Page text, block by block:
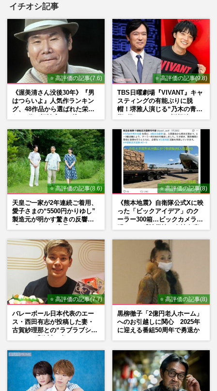
イチオシ記事
⭐ 高評価の記事(7.6)
《渥美清さん没後30年》『男
はつらいよ』人気作ランキン
グ、48作品から選ばれた栄え
⭐ 高評価の記事(9.8)
TBS日曜劇場『VIVANT』キャ
スティングの有能ぶりに脱
帽！堺雅人演じる“乃木の青年
マン長男・櫻井海音だった
⭐ 高評価の記事(8.6)
天皇ご一家が2年連続ご着用、
愛子さまの“5500円かりゆし”
製造元が明かす驚きの反響
⭐ 高評価の記事(8)
《熊本地震》自衛隊公式Xに映
った「ビックアイデア」のク
ーラー300箱…ビックカメラが
⭐ 高評価の記事(7.7)
バレーボール日本代表のエー
ス・西田有志が投稿した妻・
古賀紗理那との“ラブラブショ
判殺到の理由
⭐ 高評価の記事(8)
黒柳徹子「2億円老人ホーム」
へのお引越しに関心 2025年
に迎える番組50周年で勇退か